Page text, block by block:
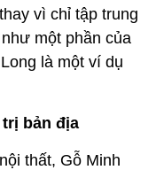
vì chỉ tập trung
một phần của
là một ví dụ
bản địa
thất, Gỗ Minh